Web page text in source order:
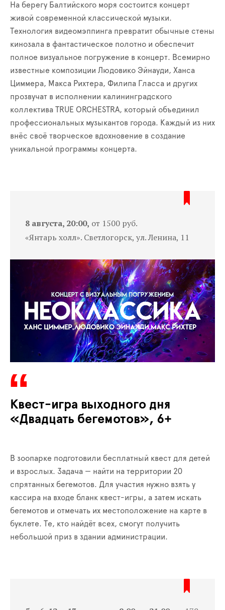
На берегу Балтийского моря состоится концерт
живой современной классической музыки.
Технология видеомэппинга превратит обычные стены
кинозала в фантастическое полотно и обеспечит
полное визуальное погружение в концерт. Всемирно
известные композиции Людовико Эйнауди, Ханса
Циммера, Макса Рихтера, Филипа Гласса и других
прозвучат в исполнении калининградского
коллектива TRUE ORCHESTRA, который объединил
профессиональных музыкантов города. Каждый из них
внёс своё творческое вдохновение в создание
уникальной программы концерта.
8 августа, 20:00, от 1500 руб.
«Янтарь холл». Светлогорск, ул. Ленина, 11
Квест-игра выходного дня
«Двадцать бегемотов», 6+
В зоопарке подготовили бесплатный квест для детей
и взрослых. Задача — найти на территории 20
спрятанных бегемотов. Для участия нужно взять у
кассира на входе бланк квест-игры, а затем искать
бегемотов и отмечать их местоположение на карте в
буклете. Те, кто найдёт всех, смогут получить
небольшой приз в здании администрации.